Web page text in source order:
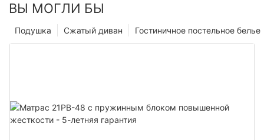
ВЫ МОГЛИ БЫ
Гостиничное постельное белье
Сжатый диван
Подушка